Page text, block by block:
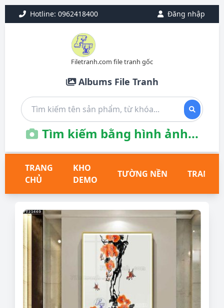
Hotline: 0962418400 Đăng nhập
Filetranh.com file tranh gốc
Albums File Tranh
Tìm kiếm bằng hình ảnh...
TRANG
CHỦ
KHO
DEMO
TƯỜNG NỀN TRANH